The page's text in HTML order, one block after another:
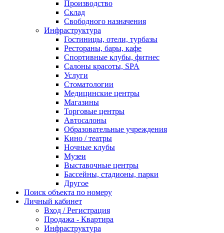
Производство
Склад
Свободного назначения
Инфраструктура
Гостиницы, отели, турбазы
Рестораны, бары, кафе
Спортивные клубы, фитнес
Салоны красоты, SPA
Услуги
Стоматологии
Медицинские центры
Магазины
Торговые центры
Автосалоны
Образовательные учреждения
Кино / театры
Ночные клубы
Музеи
Выставочные центры
Бассейны, стадионы, парки
Другое
Поиск объекта по номеру
Личный кабинет
Вход / Регистрация
Продажа - Квартира
Инфраструктура